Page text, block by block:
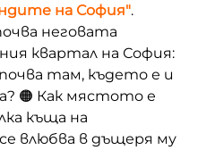
на София".
неговата
квартал на София:
там, където е и
🟠 Как мястото е
къща на
влюбва в дъщеря му